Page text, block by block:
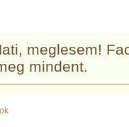
meglesem!
mindent.